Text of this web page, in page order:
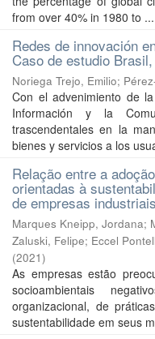
from over 40% in 1980 to ...
Redes de innovación
Caso de estudio
Noriega Trejo, Emilio;
Con el advenimiento de
Información y la
trascendentales en la
bienes y servicios a los
Relação entre a
orientadas à
de empresas
Marques Kneipp, Jordana;
Zaluski, Felipe; Eccel
(2021)
As empresas estão
socioambientais
organizacional, de
sustentabilidade em seus